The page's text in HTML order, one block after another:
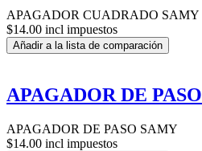
APAGADOR CUADRADO SAMY
$14.00 incl impuestos
Añadir a la lista de comparación
APAGADOR DE
APAGADOR DE PASO SAMY
$14.00 incl impuestos